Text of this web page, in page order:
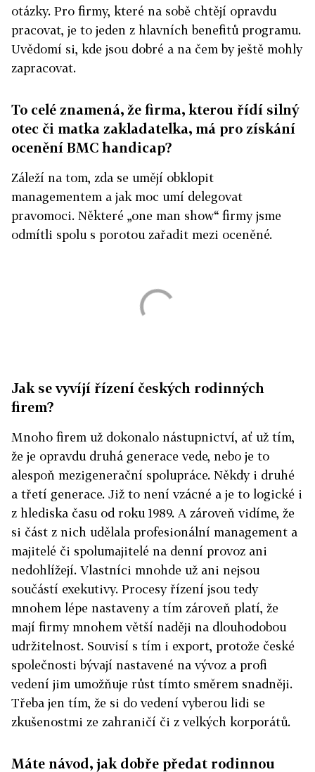
otázky. Pro firmy, které na sobě chtějí opravdu
pracovat, je to jeden z hlavních benefitů programu.
Uvědomí si, kde jsou dobré a na čem by ještě mohly
zapracovat.
To celé znamená, že firma, kterou řídí silný
otec či matka zakladatelka, má pro získání
ocenění BMC handicap?
Záleží na tom, zda se umějí obklopit
managementem a jak moc umí delegovat
pravomoci. Některé „one man show“ firmy jsme
odmítli spolu s porotou zařadit mezi oceněné.
Jak se vyvíjí řízení českých rodinných
firem?
Mnoho firem už dokonalo nástupnictví, ať už tím,
že je opravdu druhá generace vede, nebo je to
alespoň mezigenerační spolupráce. Někdy i druhé
a třetí generace. Již to není vzácné a je to logické i
z hlediska času od roku 1989. A zároveň vidíme, že
si část z nich udělala profesionální management a
majitelé či spolumajitelé na denní provoz ani
nedohlížejí. Vlastníci mnohde už ani nejsou
součástí exekutivy. Procesy řízení jsou tedy
mnohem lépe nastaveny a tím zároveň platí, že
mají firmy mnohem větší naději na dlouhodobou
udržitelnost. Souvisí s tím i export, protože české
společnosti bývají nastavené na vývoz a profi
vedení jim umožňuje růst tímto směrem snadněji.
Třeba jen tím, že si do vedení vyberou lidi se
zkušenostmi ze zahraničí či z velkých korporátů.
Máte návod, jak dobře předat rodinnou